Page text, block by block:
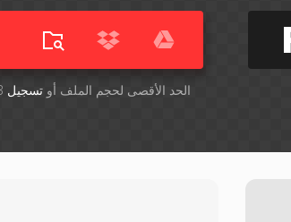
أسقِط الملفات هنا. 1 GB الحد الأقصى لحجم الملف أوتسجيل